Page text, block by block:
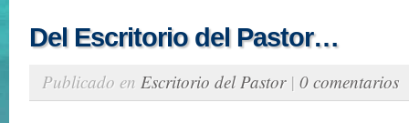
Del Escritorio del Pastor…
Publicado en Escritorio del Pastor| 0 comentarios